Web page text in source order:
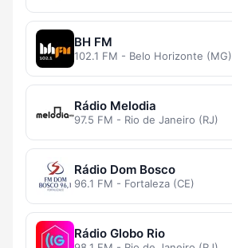
BH FM
102.1 FM - Belo Horizonte (MG)
Rádio Melodia
97.5 FM - Rio de Janeiro (RJ)
Rádio Dom Bosco
96.1 FM - Fortaleza (CE)
Rádio Globo Rio